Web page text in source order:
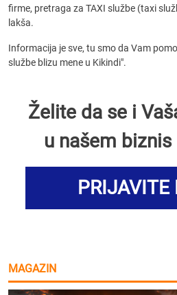
firme, pretraga za TAXI službe (taxi
lakša.
Informacija je sve, tu smo da Vam
službe blizu mene u Kikindi".
Želite da se i
u našem biznis
PRIJAVITE
MAGAZIN